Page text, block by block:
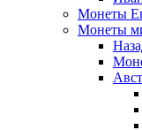
Монеты
Монеты